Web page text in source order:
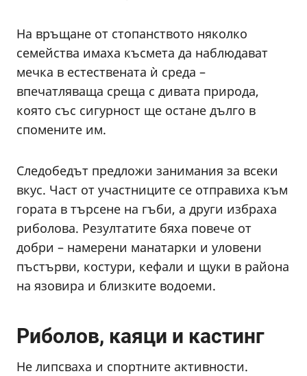
На връщане от стопанството няколко
семейства имаха късмета да наблюдават
мечка в естествената ѝ среда –
впечатляваща среща с дивата природа,
която със сигурност ще остане дълго в
спомените им.
Следобедът предложи занимания за всеки
вкус. Част от участниците се отправиха към
гората в търсене на гъби, а други избраха
риболова. Резултатите бяха повече от
добри – намерени манатарки и уловени
пъстърви, костури, кефали и щуки в района
на язовира и близките водоеми.
Риболов, каяци и кастинг
Не липсваха и спортните активности.